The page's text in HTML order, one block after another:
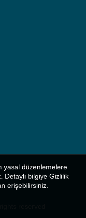
reserved
yasal düzenlemelere
Detaylı bilgiye Gizlilik
erişebilirsiniz.